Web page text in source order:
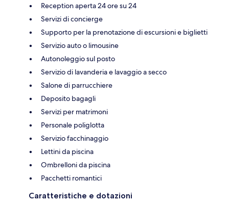
Reception aperta 24 ore su 24
Servizi di concierge
Supporto per la prenotazione di escursioni e biglietti
Servizio auto o limousine
Autonoleggio sul posto
Servizio di lavanderia e lavaggio a secco
Salone di parrucchiere
Deposito bagagli
Servizi per matrimoni
Personale poliglotta
Servizio facchinaggio
Lettini da piscina
Ombrelloni da piscina
Pacchetti romantici
Caratteristiche e dotazioni